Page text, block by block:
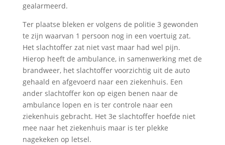
gealarmeerd.
Ter plaatse bleken er volgens de politie 3 gewonden
te zijn waarvan 1 persoon nog in een voertuig zat.
Het slachtoffer zat niet vast maar had wel pijn.
Hierop heeft de ambulance, in samenwerking met de
brandweer, het slachtoffer voorzichtig uit de auto
gehaald en afgevoerd naar een ziekenhuis. Een
ander slachtoffer kon op eigen benen naar de
ambulance lopen en is ter controle naar een
ziekenhuis gebracht. Het 3e slachtoffer hoefde niet
mee naar het ziekenhuis maar is ter plekke
nagekeken op letsel.